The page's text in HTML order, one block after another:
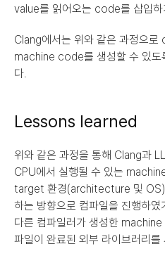
value를 읽어오는 code를 삽입하
Clang에서는 위와 같은 과정으
machine code를 생성할 수 있도
다.
Lessons learned
위와 같은 과정을 통해 Clang과
CPU에서 실행될 수 있는
target 환경(architecture 및 OS)
하는 방향으로 컴파일을 진행하
다른 컴파일러가 생성한
파일이 완료된 외부 라이브러리